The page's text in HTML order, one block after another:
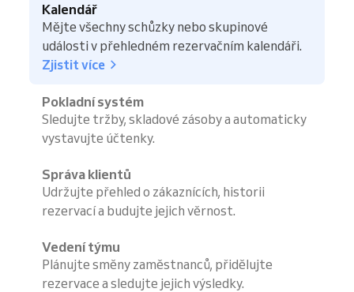
Kalendář
Mějte všechny schůzky nebo skupinové
události v přehledném rezervačním kalendáři.
Zjistit více
Pokladní systém
Sledujte tržby, skladové zásoby a automaticky
vystavujte účtenky.
Správa klientů
Udržujte přehled o zákaznících, historii
rezervací a budujte jejich věrnost.
Vedení týmu
Plánujte směny zaměstnanců, přidělujte
rezervace a sledujte jejich výsledky.